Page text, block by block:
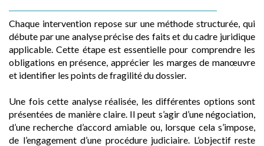
Chaque intervention repose sur une méthode structurée, qui
débute par une analyse précise des faits et du cadre juridique
applicable. Cette étape est essentielle pour comprendre les
obligations en présence, apprécier les marges de manœuvre
et identifier les points de fragilité du dossier.
Une fois cette analyse réalisée, les différentes options sont
présentées de manière claire. Il peut s’agir d’une négociation,
d’une recherche d’accord amiable ou, lorsque cela s’impose,
de l’engagement d’une procédure judiciaire. L’objectif reste